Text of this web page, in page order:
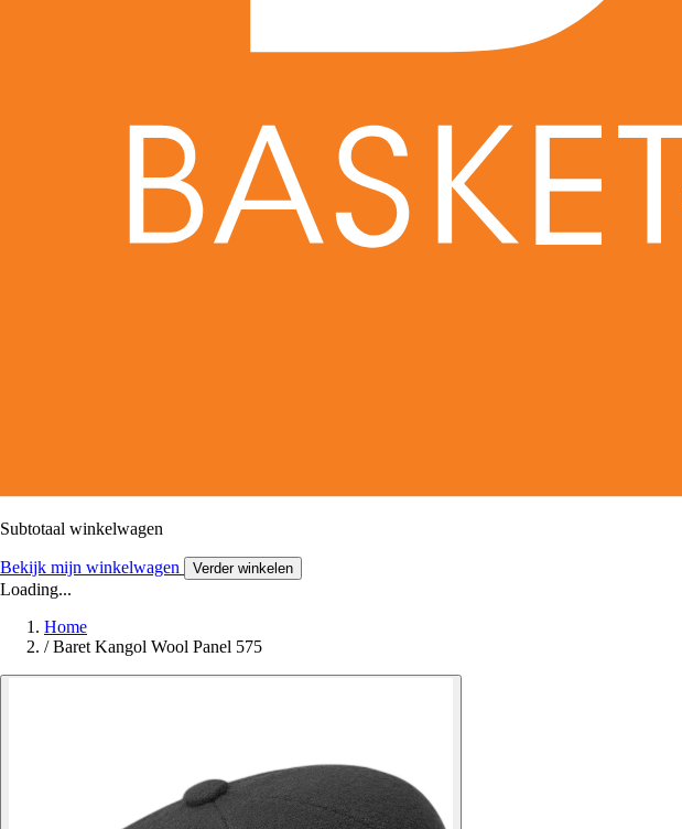
Subtotaal winkelwagen
Bekijk mijn winkelwagen Verder winkelen
Loading...
Home
/ Baret Kangol Wool Panel 575